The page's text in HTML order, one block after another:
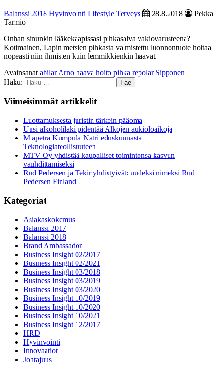
Balanssi 2018 Hyvinvointi Lifestyle Terveys 28.8.2018
Pekka
Tarmio
Onhan sinunkin lääkekaapissasi pihkasalva vakiovarusteena?
Kotimainen, Lapin metsien pihkasta valmistettu luonnontuote hoitaa
nopeasti niin ihmisten kuin lemmikkienkin haavat.
Avainsanat abilar Arno haava hoito pihka repolar Sipponen
Haku:
Viimeisimmät artikkelit
Luottamuksesta juristin tärkein pääoma
Uusi alkoholilaki pidentää Alkojen aukioloaikoja
Miapetra Kumpula-Natri eduskunnasta
Teknologiateollisuuteen
MTV Oy yhdistää kaupalliset toimintonsa kasvun
vauhdittamiseksi
Rud Pedersen ja Tekir yhdistyivät: uudeksi nimeksi Rud
Pedersen Finland
Kategoriat
Asiakaskokemus
Balanssi 2017
Balanssi 2018
Brand Ambassador
Business Insight 02/2017
Business Insight 02/2021
Business Insight 03/2018
Business Insight 03/2019
Business Insight 03/2020
Business Insight 10/2019
Business Insight 10/2020
Business Insight 10/2021
Business Insight 12/2017
HRD
Hyvinvointi
Innovaatiot
Johtajuus